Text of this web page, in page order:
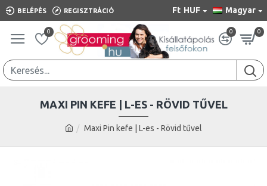
BELÉPÉS REGISZTRÁCIÓ Ft HUF Magyar
0 0 0
Maxi Pin kefe | L-es - Rövid tűvel
MAXI PIN KEFE | L-ES - RÖVID TŰVEL